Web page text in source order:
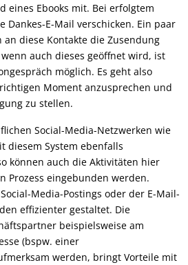
eines Ebooks mit. Bei erfolgtem
Dankes-E-Mail verschicken. Ein paar
diese Kontakte die Zusendung
auch dieses geöffnet wird, ist
möglich. Es geht also
Moment anzusprechen und
zu stellen.
Social-Media-Netzwerken wie
diesem System ebenfalls
können auch die Aktivitäten hier
Prozess eingebunden werden.
Media-Postings oder der E-Mail-
effizienter gestaltet. Die
beispielsweise am
(bspw. einer
werden, bringt Vorteile mit